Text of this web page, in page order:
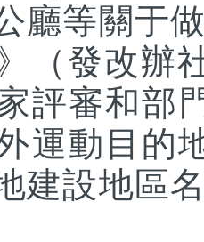
廳等關于
（發改辦
評審和部
運動目的
建設地區